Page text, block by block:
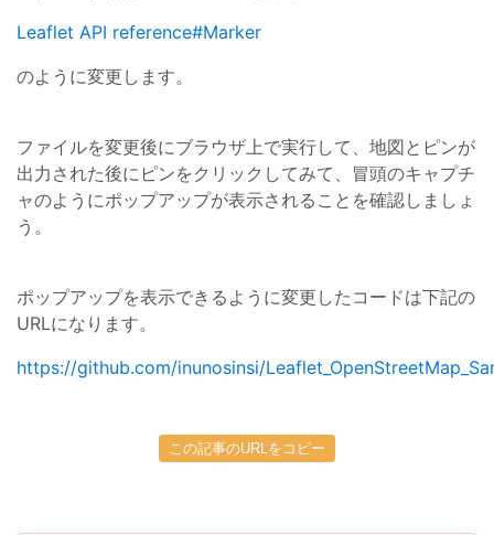
Leaflet API reference#Marker
のように変更します。
ファイルを変更後にブラウザ上で実行して、地図とピンが
出力された後にピンをクリックしてみて、冒頭のキャプチ
ャのようにポップアップが表示されることを確認しましょ
う。
ポップアップを表示できるように変更したコードは下記の
URLになります。
https://github.com/inunosinsi/
この記事のURLをコピー